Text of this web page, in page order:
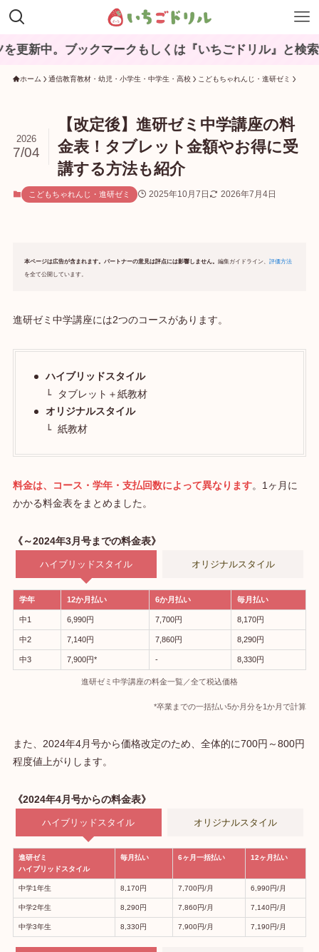
クマークもしくは『いちごドリル』と検索してね♪
ホーム 通信教育教材・幼児・小学生・中学生・高校 こどもちゃれんじ・進研ゼミ
【改定後】進研ゼミ中学講座の料
金表！タブレット金額やお得に受
講する方法も紹介
2026
7/04
こどもちゃれんじ・進研ゼミ 2025年10月7日 2026年7月4日
本ページは広告が含まれます。パートナーの意見は評点には影響しません。 編集ガイドライン、 評価方法
を全て公開しています。
進研ゼミ中学講座には2つのコースがあります。
ハイブリッドスタイル
タブレット＋紙教材
オリジナルスタイル
紙教材
料金は、コース・学年・支払回数によって異なります。1ヶ月に
かかる料金表をまとめました。
《～2024年3月号までの料金表》
ハイブリッドスタイル オリジナルスタイル
学年 12か月払い 6か月払い 毎月払い
中1 6,990円 7,700円 8,170円
中2 7,140円 7,860円 8,290円
中3 7,900円* ‐ 8,330円
進研ゼミ中学講座の料金一覧／全て税込価格
*卒業までの一括払い5か月分を1か月で計算
また、2024年4月号から価格改定のため、全体的に700円～800円
程度値上がりします。
《2024年4月号からの料金表》
ハイブリッドスタイル オリジナルスタイル
進研ゼミ
ハイブリッドスタイル
毎月払い 6ヶ月一括払い 12ヶ月払い
中学1年生 8,170円 7,700円/月 6,990円/月
中学2年生 8,290円 7,860円/月 7,140円/月
中学3年生 8,330円 7,900円/月 7,190円/月